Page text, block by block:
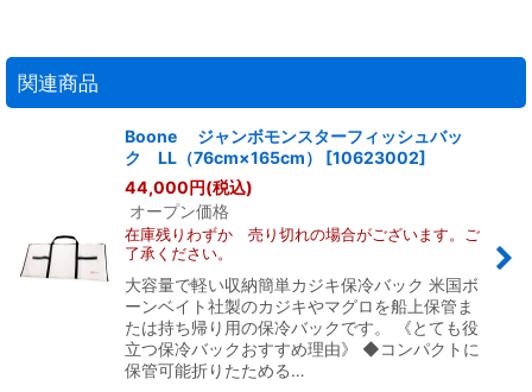
関連商品
Boone ジャンボモンスターフィッシュバッ
ク LL（76cm×165cm）
[10623002]
44,000円(税込)
オープン価格
在庫残りわずか 売り切れの場合がございます。ご
了承ください。
大容量で軽い収納簡単カジキ保冷バック 米国ボ
ーンベイト社製のカジキやマグロを船上保管ま
たは持ち帰り用の保冷バックです。 《とても役
立つ保冷バックおすすめ理由》 ◆コンパクトに
保管可能折りたためる…